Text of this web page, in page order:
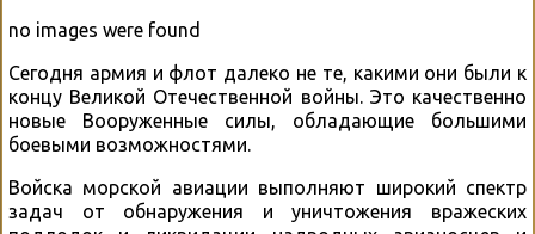
no images were found
Сегодня армия и флот далеко не те, какими они были к
концу Великой Отечественной войны. Это качественно
новые Вооруженные силы, обладающие большими
боевыми возможностями.
Войска морской авиации выполняют широкий спектр
задач от обнаружения и уничтожения вражеских